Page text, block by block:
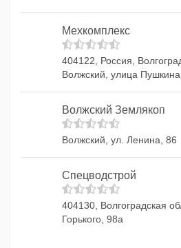
Мехкомплекс
404122, Россия,
Волжский, улица
Волжский Землякоп
Волжский, ул. Ленина, 86
Спецводстрой
404130, Волгоградская
Горького, 98а